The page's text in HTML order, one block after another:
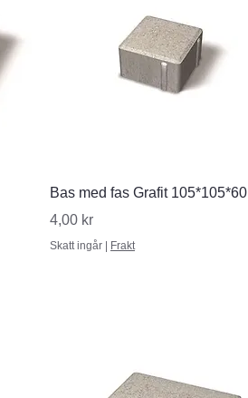
Snabbvisning
Bas med fas Grafit 105*105*60
Pris
4,00 kr
Skatt ingår | Frakt